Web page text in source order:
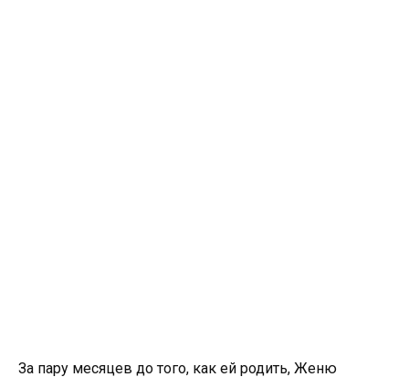
За пару месяцев до того, как ей родить, Женю